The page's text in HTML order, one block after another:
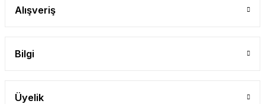
Alışveriş
Bilgi
Üyelik